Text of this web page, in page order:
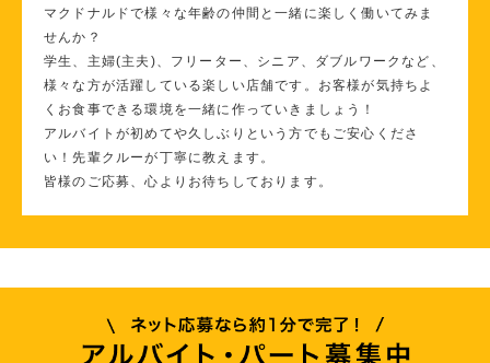
マクドナルドで様々な年齢の仲間と一緒に楽しく働いてみま
せんか？
学生、主婦(主夫)、フリーター、シニア、ダブルワークなど、
様々な方が活躍している楽しい店舗です。お客様が気持ちよ
くお食事できる環境を一緒に作っていきましょう！
アルバイトが初めてや久しぶりという方でもご安心くださ
い！先輩クルーが丁寧に教えます。
皆様のご応募、心よりお待ちしております。